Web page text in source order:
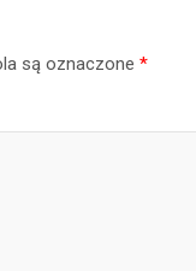
są oznaczone *